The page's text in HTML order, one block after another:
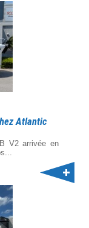
Atlantic
V2 arrivée en